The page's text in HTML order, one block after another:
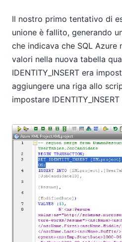
Il nostro primo tentativo di
unione è fallito, generando
che indicava che SQL Azure
valori nella nuova tabella
IDENTITY_INSERT era
aggiungere una riga allo
impostare